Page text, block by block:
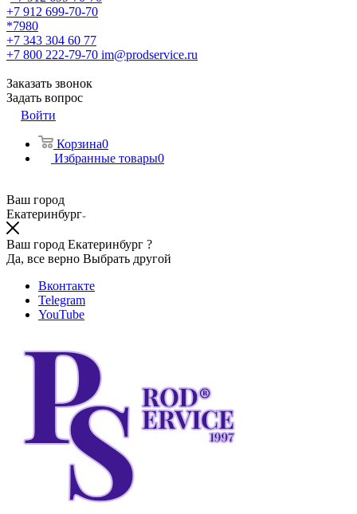
+7 912 699-70-70
*7980
+7 343 304 60 77
+7 800 222-79-70 im@prodservice.ru
Заказать звонок
Задать вопрос
Войти
Корзина0
Избранные товары0
Ваш город
Екатеринбург
Ваш город Екатеринбург ?
Да, все верно Выбрать другой
Вконтакте
Telegram
YouTube